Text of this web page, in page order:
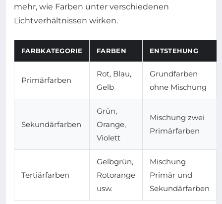
mehr, wie Farben unter verschiedenen
Lichtverhältnissen wirken.
FARBKATEGORIE FARBEN ENTSTEHUNG
Primärfarben
Rot, Blau,
Gelb
Grundfarben
ohne Mischung
Sekundärfarben
Grün,
Orange,
Violett
Mischung zwei
Primärfarben
Tertiärfarben
Gelbgrün,
Rotorange
usw.
Mischung
Primär und
Sekundärfarben